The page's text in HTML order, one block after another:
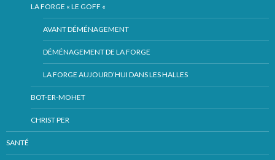
LA FORGE « LE GOFF «
AVANT DÉMÉNAGEMENT
DÉMÉNAGEMENT DE LA FORGE
LA FORGE AUJOURD’HUI DANS LES HALLES
BOT-ER-MOHET
CHRIST PER
SANTÉ